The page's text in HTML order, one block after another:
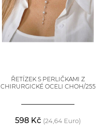
ŘETÍZEK S PERLIČKAMI Z
CHIRURGICKÉ OCELI CHOH/255
598 Kč (24,64 Euro)